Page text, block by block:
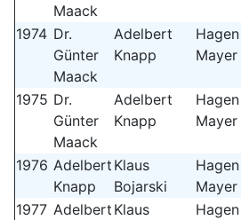
Maack
1974 Dr.
Günter
Maack
Adelbert
Knapp
Hagen
Mayer
1975 Dr.
Günter
Maack
Adelbert
Knapp
Hagen
Mayer
1976 Adelbert
Knapp
Klaus
Bojarski
Hagen
Mayer
1977 Adelbert Klaus
Hagen